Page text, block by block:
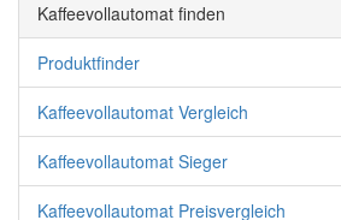
Kaffeevollautomat finden
Produktfinder
Kaffeevollautomat Vergleich
Kaffeevollautomat Sieger
Kaffeevollautomat Preisvergleich